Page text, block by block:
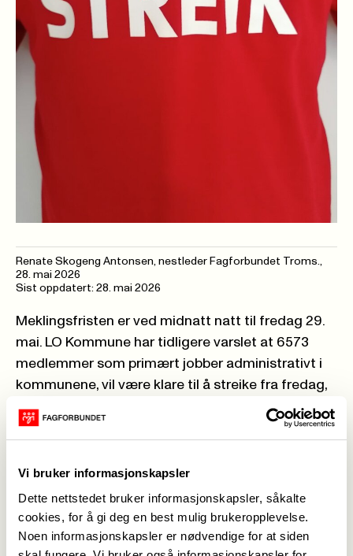
Vi bruker informasjonskapsler
Dette nettstedet bruker informasjonskapsler, såkalte
cookies, for å gi deg en best mulig brukeropplevelse.
Noen informasjonskapsler er nødvendige for at siden
Renate Skogeng Antonsen, nestleder Fagforbundet Troms.,
28. mai 2026
Sist oppdatert: 28. mai 2026
Meklingsfristen er ved midnatt natt til fredag 29.
mai. LO Kommune har tidligere varslet at 6573
medlemmer som primært jobber administrativt i
kommunene, vil være klare til å streike fra fredag,
hvor av 266 av disse medlemmene er i Troms. En
uke senere vil streiken trappes ytterligere opp
675 medlemmer i Fagforbundet Troms vil da være
i streik.
– Vi håper fortsatt å komme fram til en enighet
som gir våre medlemmer bedre råd og